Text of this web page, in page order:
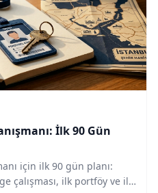
İlk 90 Gün
için ilk 90 gün planı:
çalışması, ilk portföy ve ilk